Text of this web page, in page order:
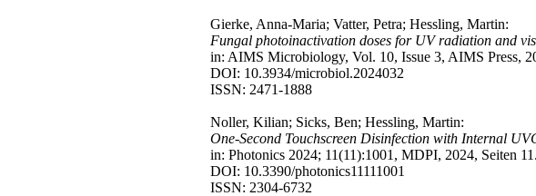
Gierke, Anna-Maria; Vatter, Petra; Hessling, Martin:
Fungal photoinactivation doses for UV radiation and
in: AIMS Microbiology, Vol. 10, Issue 3, AIMS Press,
DOI: 10.3934/microbiol.2024032
ISSN: 2471-1888
Noller, Kilian; Sicks, Ben; Hessling, Martin:
One-Second Touchscreen Disinfection with Internal
in: Photonics 2024; 11(11):1001, MDPI, 2024, Seiten 11.
DOI: 10.3390/photonics11111001
ISSN: 2304-6732